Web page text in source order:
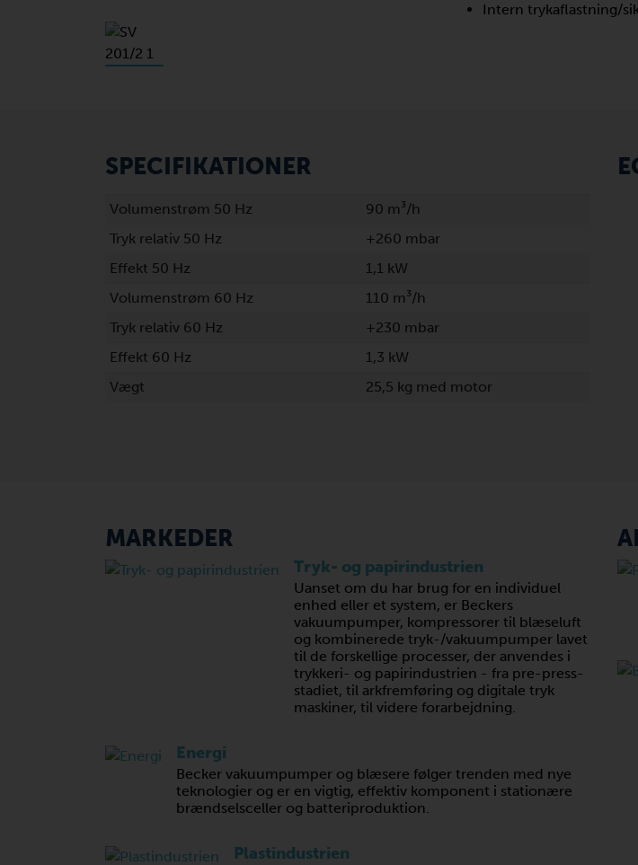
Intern trykaflastning/
SPECIFIKATIONER
Volumenstrøm 50 Hz
90 m³/h
Tryk relativ 50 Hz
+260 mbar
Effekt 50 Hz
1,1 kW
Volumenstrøm 60 Hz
110 m³/h
Tryk relativ 60 Hz
+230 mbar
Effekt 60 Hz
1,3 kW
Vægt
25,5 kg med motor
MARKEDER
Tryk- og papirindustrien
Uanset om du har brug for en individuel
enhed eller et system, er Beckers
vakuumpumper, kompressorer til blæseluft
og kombinerede tryk-/vakuumpumper lavet
til de forskellige processer, der anvendes i
trykkeri- og papirindustrien - fra pre-press-
stadiet, til arkfremføring og digitale tryk
maskiner, til videre forarbejdning.
Energi
Becker vakuumpumper og blæsere følger trenden med nye
teknologier og er en vigtig, effektiv komponent i stationære
brændselsceller og batteriproduktion.
Plastindustrien